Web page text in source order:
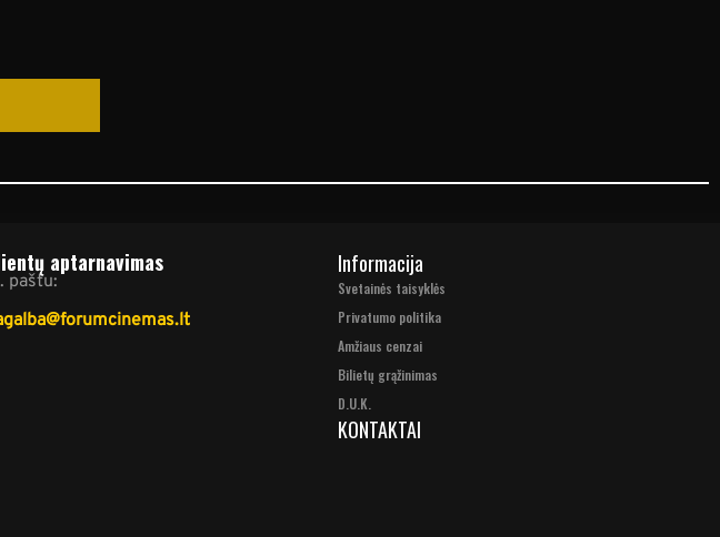
aptarnavimas
paštu:
Informacija
Svetainės taisyklės
Privatumo politika
Amžiaus cenzai
Bilietų grąžinimas
D.U.K.
KONTAKTAI